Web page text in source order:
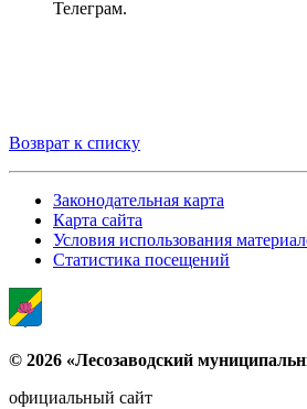
Телеграм.
Возврат к списку
Законодательная карта
Карта сайта
Условия использования
Статистика посещений
© 2026 «Лесозаводский
официальный сайт